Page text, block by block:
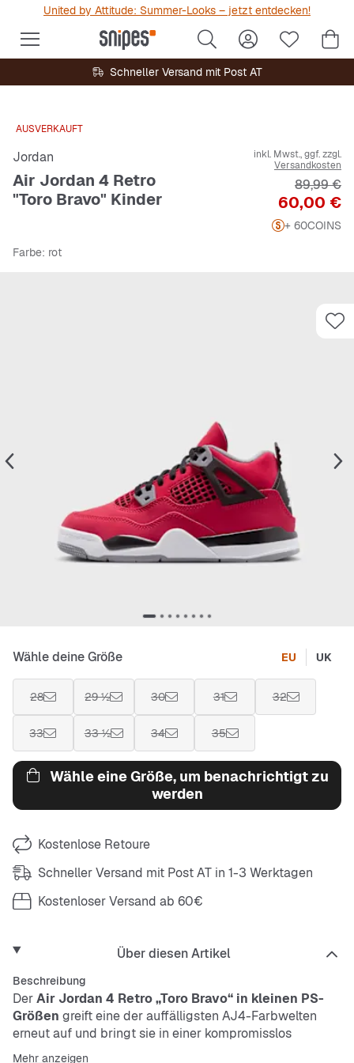
United by Attitude: Summer-Looks – jetzt entdecken!
Schneller Versand mit Post AT
AUSVERKAUFT
Jordan
Air Jordan 4 Retro
"Toro Bravo" Kinder
inkl. Mwst., ggf. zzgl.
Versandkosten
Preis
60,00 €
89,99 €
+ 60COINS
Farbe: rot
Wähle deine Größe EU UK
28 29 ½ 30 31 32
33 33 ½ 34 35
Wähle eine Größe, um benachrichtigt zu
werden
Kostenlose Retoure
Schneller Versand mit Post AT in 1-3 Werktagen
Kostenloser Versand ab 60€
Über diesen Artikel
Beschreibung
DerAir Jordan 4 Retro „Toro Bravo“ in kleinen PS-
Größen greift eine der auffälligsten AJ4-Farbwelten
erneut auf und bringt sie in einer kompromisslos
intensiven, monochromen Ausführung zurück.
Mehr anzeigen